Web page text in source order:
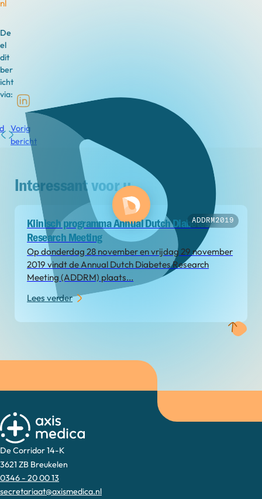
nl
De
el
dit
ber
icht
via:
Vorig
bericht
Interessant voor u...
ADDRM2019
Klinisch programma Annual Dutch Diabetes
Research Meeting
Op donderdag 28 november en vrijdag 29 november
2019 vindt de Annual Dutch Diabetes Research
Meeting (ADDRM) plaats...
Lees verder
De Corridor 14-K
3621 ZB Breukelen
0346 - 20 00 13
secretariaat@axismedica.nl